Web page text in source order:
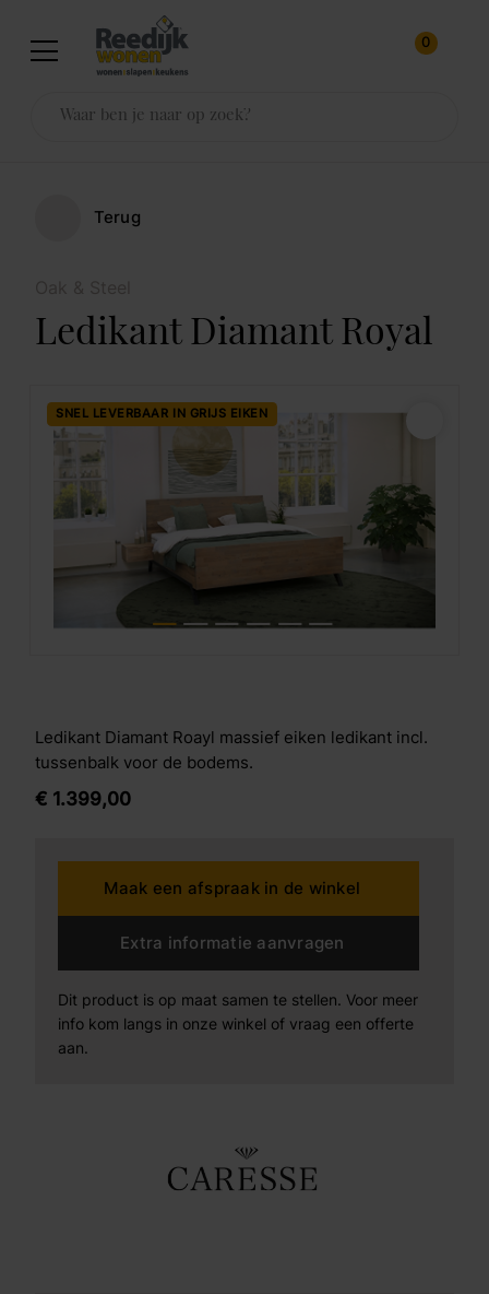
0
Terug
Ledikant Diamant Royal
SNEL LEVERBAAR IN GRIJS EIKEN
Ledikant Diamant Roayl massief eiken ledikant incl.
tussenbalk voor de bodems.
€ 1.399,00
Maak een afspraak in de winkel
Extra informatie aanvragen
Dit product is op maat samen te stellen. Voor meer
info kom langs in onze winkel of vraag een offerte
aan.